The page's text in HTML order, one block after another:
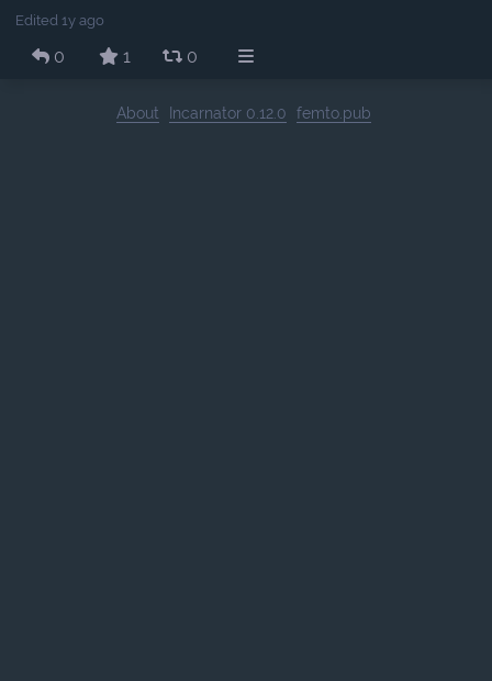
Edited 1y ago
0 1 0
About Incarnator 0.12.0 femto.pub